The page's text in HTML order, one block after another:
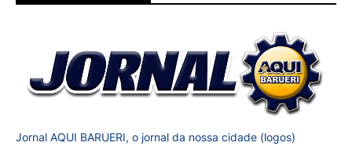
Jornal AQUI BARUERI, o jornal da nossa cidade (logos)